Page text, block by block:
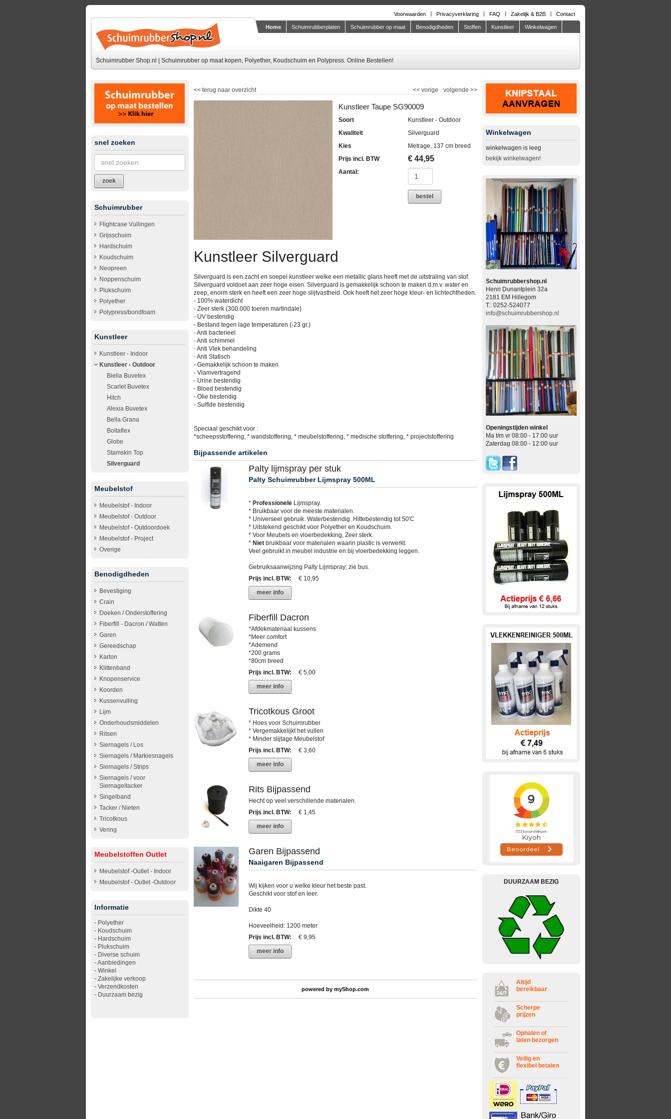
Voorwaarden Privacyverklaring FAQ Zakelijk & B2B Contact
Schuimrubber Shop.nl | Schuimrubber op maat kopen, Polyether, Koudschuim en Polypress. Online Bestellen!
Home Schuimrubberplaten Schuimrubber op maat Benodigdheden Stoffen Kunstleer Winkelwagen
snel zoeken
zoek
Schuimrubber
Flightcase Vullingen
Grijsschuim
Hardschuim
Koudschuim
Neopreen
Noppenschuim
Plukschuim
Polyether
Polypress/bondfoam
Kunstleer
Kunstleer - Indoor
Kunstleer - Outdoor
Biella Buvetex
Scarlet Buvetex
Hitch
Alexia Buvetex
Bella Grana
Boltaflex
Globe
Stamskin Top
Silverguard
Meubelstof
Meubelstof - Indoor
Meubelstof - Outdoor
Meubelstof - Outdoordoek
Meubelstof - Project
Overige
Benodigdheden
Bevestiging
Crain
Doeken / Onderstoffering
Fiberfill - Dacron / Watten
Garen
Gereedschap
Karton
Klittenband
Knopenservice
Koorden
Kussenvulling
Lijm
Onderhoudsmiddelen
Ritsen
Siernagels / Los
Siernagels / Markiesnagels
Siernagels / Strips
Siernagels / voor
Siernageltacker
Singelband
Tacker / Nieten
Tricotkous
Vering
Meubelstoffen Outlet
Meubelstof -Outlet - Indoor
Meubelstof - Outlet -Outdoor
Informatie
- Polyether
- Koudschuim
- Hardschuim
- Plukschuim
- Diverse schuim
-Aanbiedingen
- Winkel
- Zakelijke verkoop
- Verzendkosten
- Duurzaam bezig
<< terug naar overzicht volgende >>
<<vorige
Kunstleer Taupe SG90009
Soort
Kunstleer - Outdoor
Kwaliteit
Silverguard
Kies
Metrage, 137 cm breed
Prijs incl. BTW
€ 44,95
Aantal:
bestel
Kunstleer Silverguard
Silverguard is een zacht en soepel kunstleer welke een metallic glans heeft met de uitstraling van stof.
Silverguard voldoet aan zeer hoge eisen. Silverguard is gemakkelijk schoon te maken d.m.v. water en
zeep, enorm sterk en heeft een zeer hoge slijtvastheid. Ook heeft het zeer hoge kleur- en lichtechtheden.
- 100% waterdicht
- Zeer sterk (300.000 toeren martindale)
- UV bestendig
- Bestand tegen lage temperaturen (-23 gr.)
- Anti bacterieel
- Anti schimmel
- Anti Vlek behandeling
- Anti Statisch
- Gemakkelijk schoon te maken
- Vlamvertragend
- Urine bestendig
- Bloed bestendig
- Olie bestendig
- Sulfide bestendig
Speciaal geschikt voor :
*scheepsstoffering, * wandstoffering, * meubelstoffering, * medische stoffering, * projectstoffering
Bijpassende artikelen
Palty lijmspray per stuk
Palty Schuimrubber Lijmspray 500ML
* ProfessioneleLijmspray.
* Bruikbaar voor de meeste materialen.
* Universeel gebruik. Waterbestendig. Hittebestendig tot 50'C
* Uitstekend geschikt voor Polyether en Koudschuim.
* Voor Meubels en vloerbedekking, Zeer sterk.
* Nietbruikbaar voor materialen waarin plastic is verwerkt.
Veel gebruikt in meubel industrie en bij vloerbedekking leggen.
Gebruiksaanwijzing Palty Lijmspray; zie bus.
Prijs incl. BTW:
€ 10,95
meer info
Fiberfill Dacron
*Afdekmateriaal kussens
*Meer comfort
*Ademend
*200 grams
*80cm breed
Prijs incl. BTW:
€ 5,00
meer info
Tricotkous Groot
* Hoes voor Schuimrubber
* Vergemakkelijkt het vullen
* Minder slijtage Meubelstof
Prijs incl. BTW:
€ 3,60
meer info
Rits Bijpassend
Hecht op veel verschillende materialen.
Prijs incl. BTW:
€ 1,45
meer info
Garen Bijpassend
Naaigaren Bijpassend
Wij kijken voor u welke kleur het beste past.
Geschikt voor stof en leer.
Dikte 40
Hoeveelheid: 1200 meter
Prijs incl. BTW:
€ 9,95
meer info
powered bymyShop.com
Winkelwagen
winkelwagen is leeg
bekijk winkelwagen!
Schuimrubbershop.nl
Henri Dunantplein 32a
2181 EM Hillegom
T.: 0252-524077
info@schuimrubbershop.nl
Openingstijden winkel
Ma t/m vr 08:00 - 17:00 uur
Zaterdag 08:00 - 12:00 uur
DUURZAAM BEZIG
Altijd
bereikbaar
Scherpe
prijzen
Ophalen of
laten bezorgen
Veilig en
flexibel betalen